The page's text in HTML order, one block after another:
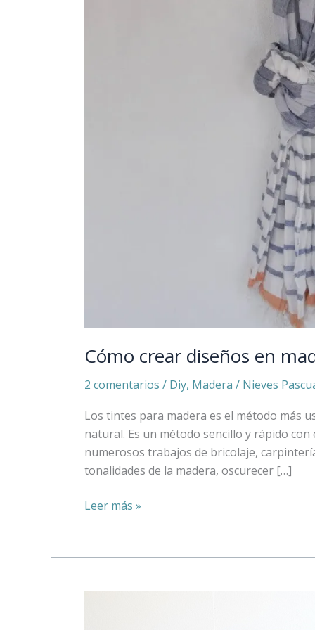
Cómo crear diseños en
2 comentarios / Diy, Madera / Nieves
Los tintes para madera es el método más
natural. Es un método sencillo y rápido
numerosos trabajos de bricolaje,
tonalidades de la madera, oscurecer […]
Leer más »